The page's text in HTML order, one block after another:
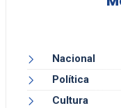
Nacional
Política
Cultura